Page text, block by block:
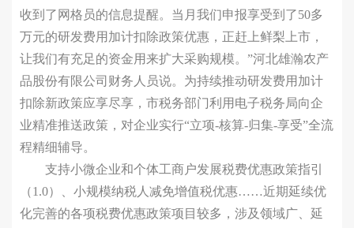
收到了网格员的信息提醒。当月我们申报享受到了50多
万元的研发费用加计扣除政策优惠，正赶上鲜梨上市，
让我们有充足的资金用来扩大采购规模。”河北雄瀚农产
品股份有限公司财务人员说。为持续推动研发费用加计
扣除新政策应享尽享，市税务部门利用电子税务局向企
业精准推送政策，对企业实行“立项-核算-归集-享受”全流
程精细辅导。
支持小微企业和个体工商户发展税费优惠政策指引
（1.0）、小规模纳税人减免增值税优惠……近期延续优
化完善的各项税费优惠政策项目较多，涉及领域广、延